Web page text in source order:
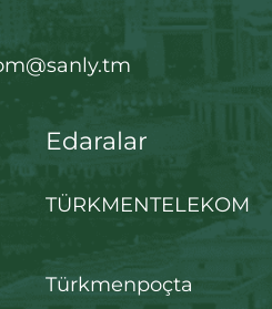
Edaralar
TÜRKMENTELEKOM
Türkmenpoçta